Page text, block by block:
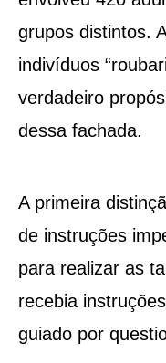
grupos distintos.
indivíduos
verdadeiro
dessa fachada.
A primeira
de instruções
para realizar as
recebia
guiado por